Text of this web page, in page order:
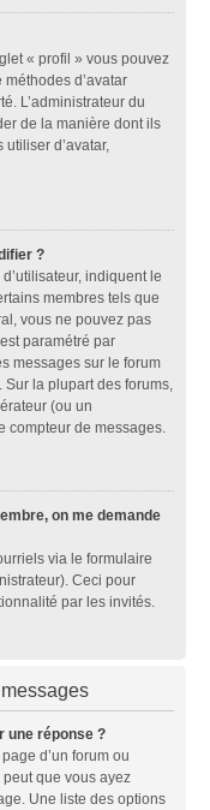
« profil » vous pouvez
d’avatar
L’administrateur du
de la manière dont ils
d’avatar,
?
indiquent le
membres tels que
vous ne pouvez pas
paramétré par
messages sur le forum
la plupart des forums,
(ou un
compteur de messages.
on me demande
via le formulaire
Ceci pour
par les invités.
une réponse ?
d’un forum ou
que vous ayez
Une liste des options